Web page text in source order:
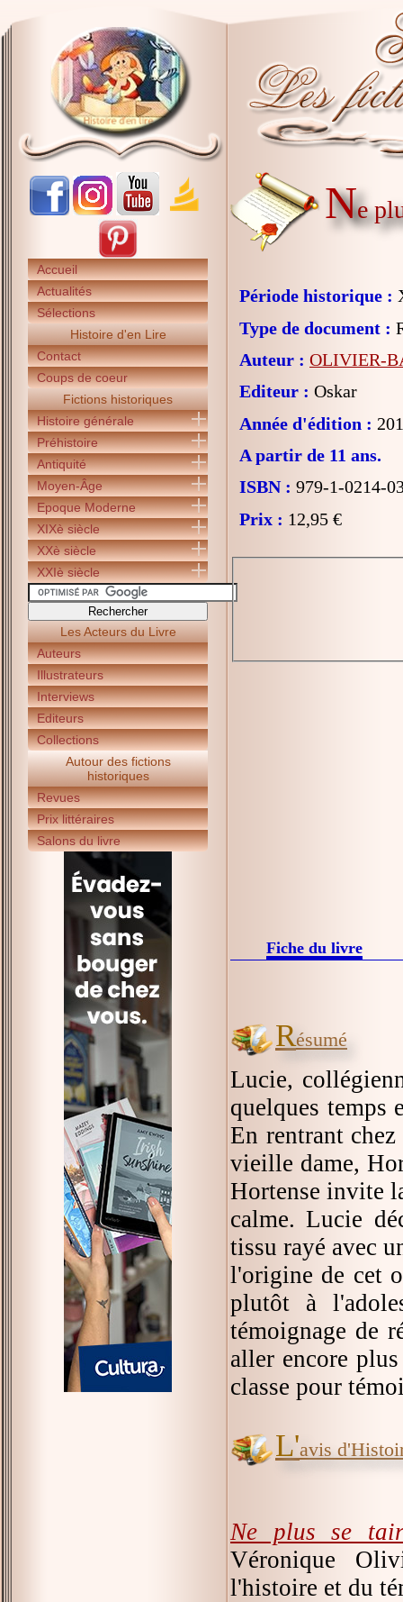
Accueil
Actualités
Sélections
Histoire d'en Lire
Contact
Coups de coeur
Fictions historiques
Histoire générale
Préhistoire
Antiquité
Moyen-Âge
Epoque Moderne
XIXè siècle
XXè siècle
XXIè siècle
Les Acteurs du Livre
Auteurs
Illustrateurs
Interviews
Editeurs
Collections
Autour des fictions
historiques
Revues
Prix littéraires
Salons du livre
Ne
Période historique :
Type de document :
Auteur : OLIVIER-
Editeur : Oskar
Année d'édition :
A partir de 11 ans.
ISBN : 979-1-0214-
Prix : 12,95 €
Fiche du livre
Résumé
Lucie,
quelques temps
En rentrant
vieille dame,
Hortense invite
calme. Lucie
tissu rayé avec
l'origine de cet
plutôt à
témoignage de
aller encore
classe pour
L'avis
Ne plus se
Véronique
l'histoire et du